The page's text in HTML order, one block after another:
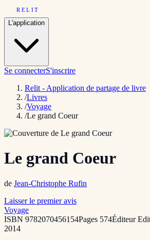
RELIT
L'application
Se connecterS'inscrire
Relit - Application de partage de livre
/Livres
/Voyage
/Le grand Coeur
Le grand Coeur
de Jean-Christophe Rufin
Laisser le premier avis
Voyage
ISBN 9782070456154Pages 574Éditeur
2014